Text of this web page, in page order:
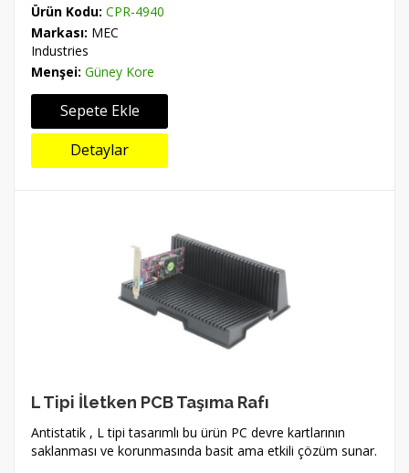
Ürün Kodu: CPR-4940
Markası: MEC
Industries
Menşei: Güney Kore
Sepete Ekle
Detaylar
L Tipi İletken PCB Taşıma Rafı
Antistatik , L tipi tasarımlı bu ürün PC devre kartlarının
saklanması ve korunmasında basit ama etkili çözüm sunar.